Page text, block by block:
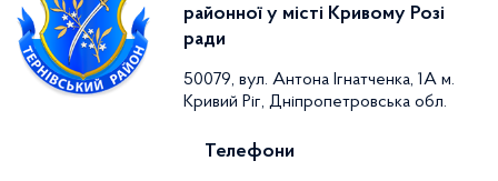
районної у місті Кривому Розі
ради
50079, вул. Антона Ігнатченка, 1А м.
Кривий Ріг, Дніпропетровська обл.
Телефони